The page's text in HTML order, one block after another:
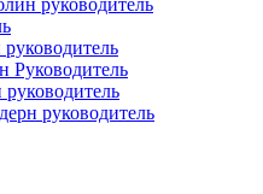
руководитель
руководитель